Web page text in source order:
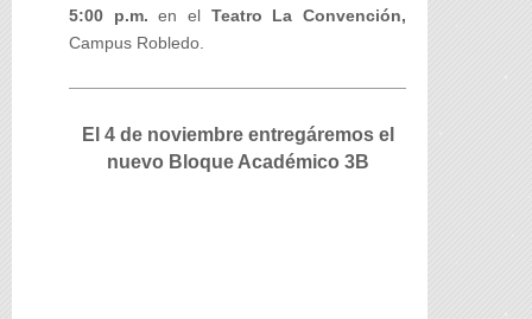
5:00 p.m. en el Teatro La Convención,
Campus Robledo.
El 4 de noviembre entregáremos el
nuevo Bloque Académico 3B